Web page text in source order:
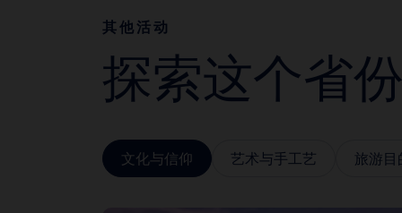
其他活动
探索这个省
文化与信仰 艺术与手工艺 旅游目